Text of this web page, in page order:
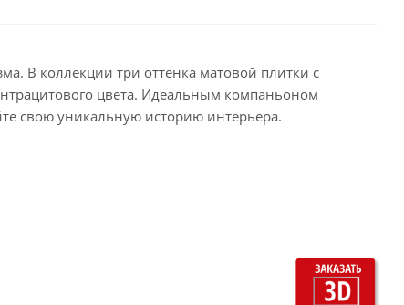
В коллекции три оттенка матовой плитки с
цвета. Идеальным компаньоном
свою уникальную историю интерьера.